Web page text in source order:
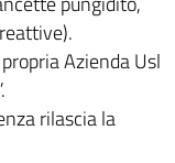
Azienda Usl
rilascia la